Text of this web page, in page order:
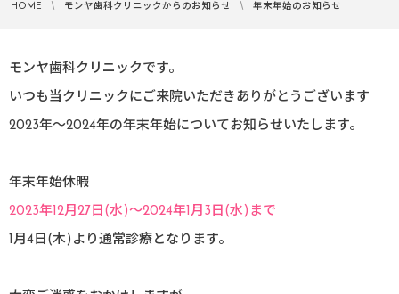
HOME モンヤ歯科クリニックからのお知らせ 年末年始のお知らせ
モンヤ歯科クリニックです。
いつも当クリニックにご来院いただきありがとうございます
2023年～2024年の年末年始についてお知らせいたします。
年末年始休暇
2023年12月27日(水)～2024年1月3日(水)まで
1月4日(木)より通常診療となります。